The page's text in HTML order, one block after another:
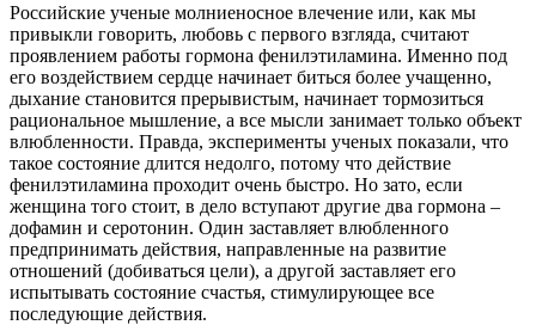
Российские ученые молниеносное влечение или, как мы
привыкли говорить, любовь с первого взгляда, считают
проявлением работы гормона фенилэтиламина. Именно под
его воздействием сердце начинает биться более учащенно,
дыхание становится прерывистым, начинает тормозиться
рациональное мышление, а все мысли занимает только объект
влюбленности. Правда, эксперименты ученых показали, что
такое состояние длится недолго, потому что действие
фенилэтиламина проходит очень быстро. Но зато, если
женщина того стоит, в дело вступают другие два гормона –
дофамин и серотонин. Один заставляет влюбленного
предпринимать действия, направленные на развитие
отношений (добиваться цели), а другой заставляет его
испытывать состояние счастья, стимулирующее все
последующие действия.